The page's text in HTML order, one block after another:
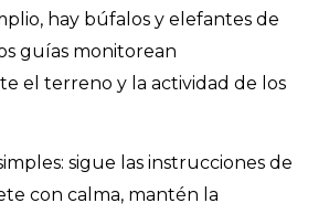
hay búfalos y elefantes de
guías monitorean
el terreno y la actividad de los
sigue las instrucciones de
con calma, mantén la